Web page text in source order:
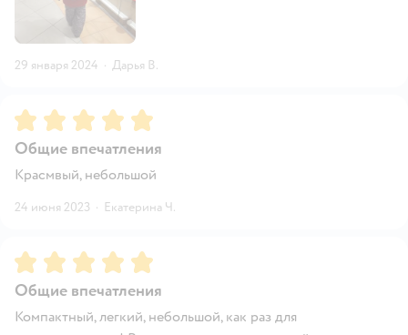
29 января 2024 · Дарья В.
Рейтинг:5
Общие впечатления
Красмвый, небольшой
24 июня 2023 · Екатерина Ч.
Рейтинг:5
Общие впечатления
Компактный, легкий, небольшой, как раз для